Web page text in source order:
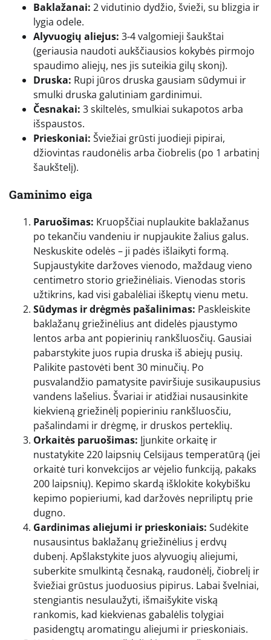
Baklažanai: 2 vidutinio dydžio, švieži, su blizgia ir
lygia odele.
Alyvuogių aliejus: 3-4 valgomieji šaukštai
(geriausia naudoti aukščiausios kokybės pirmojo
spaudimo aliejų, nes jis suteikia gilų skonį).
Druska: Rupi jūros druska gausiam sūdymui ir
smulki druska galutiniam gardinimui.
Česnakai: 3 skiltelės, smulkiai sukapotos arba
išspaustos.
Prieskoniai: Šviežiai grūsti juodieji pipirai,
džiovintas raudonėlis arba čiobrelis (po 1 arbatinį
šaukštelį).
Gaminimo eiga
Paruošimas: Kruopščiai nuplaukite baklažanus
po tekančiu vandeniu ir nupjaukite žalius galus.
Neskuskite odelės – ji padės išlaikyti formą.
Supjaustykite daržoves vienodo, maždaug vieno
centimetro storio griežinėliais. Vienodas storis
užtikrins, kad visi gabalėliai iškeptų vienu metu.
Sūdymas ir drėgmės pašalinimas: Paskleiskite
baklažanų griežinėlius ant didelės pjaustymo
lentos arba ant popierinių rankšluosčių. Gausiai
pabarstykite juos rupia druska iš abiejų pusių.
Palikite pastovėti bent 30 minučių. Po
pusvalandžio pamatysite paviršiuje susikaupusius
vandens lašelius. Švariai ir atidžiai nusausinkite
kiekvieną griežinėlį popieriniu rankšluosčiu,
pašalindami ir drėgmę, ir druskos perteklių.
Orkaitės paruošimas: Įjunkite orkaitę ir
nustatykite 220 laipsnių Celsijaus temperatūrą (jei
orkaitė turi konvekcijos ar vėjelio funkciją, pakaks
200 laipsnių). Kepimo skardą išklokite kokybišku
kepimo popieriumi, kad daržovės nepriliptų prie
dugno.
Gardinimas aliejumi ir prieskoniais: Sudėkite
nusausintus baklažanų griežinėlius į erdvų
dubenį. Apšlakstykite juos alyvuogių aliejumi,
suberkite smulkintą česnaką, raudonėlį, čiobrelį ir
šviežiai grūstus juoduosius pipirus. Labai švelniai,
stengiantis nesulaužyti, išmaišykite viską
rankomis, kad kiekvienas gabalėlis tolygiai
pasidengtų aromatingu aliejumi ir prieskoniais.